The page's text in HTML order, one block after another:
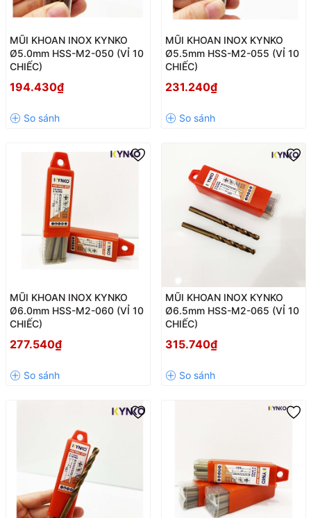
MŨI KHOAN INOX KYNKO
Ø5.0mm HSS-M2-050 (VỈ 10
CHIẾC)
194.430₫
MŨI KHOAN INOX KYNKO
Ø5.5mm HSS-M2-055 (VỈ 10
CHIẾC)
231.240₫
MŨI KHOAN INOX KYNKO
Ø6.0mm HSS-M2-060 (VỈ 10
CHIẾC)
277.540₫
MŨI KHOAN INOX KYNKO
Ø6.5mm HSS-M2-065 (VỈ 10
CHIẾC)
315.740₫